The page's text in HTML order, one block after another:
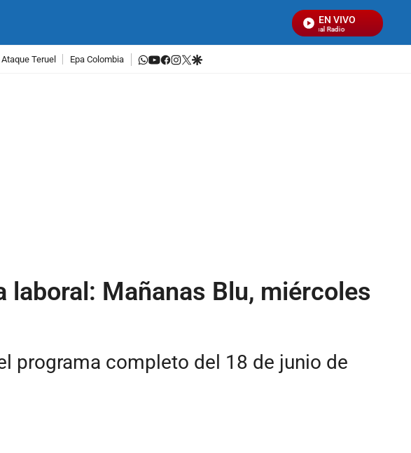
EN VIVO
Señal Visual Radio
Ataque Teruel Epa Colombia whatsapp
youtube
facebook
instagram
twitter
google
Mañanas Blu, miércoles
programa completo del 18 de junio de